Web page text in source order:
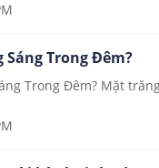
Sáng Trong Đêm?
Trong Đêm? Mặt